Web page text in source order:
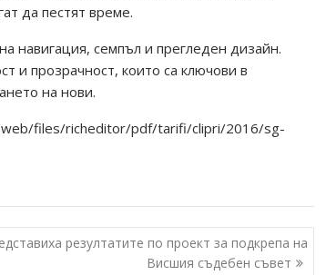
да пестят време.
навигация, семпъл и прегледен дизайн.
и прозрачност, които са ключови в
на нови.
web/files/richeditor/pdf/tarifi/clipri/2016/sg-
резултатите по проект за подкрепа на
Висшия съдебен съвет